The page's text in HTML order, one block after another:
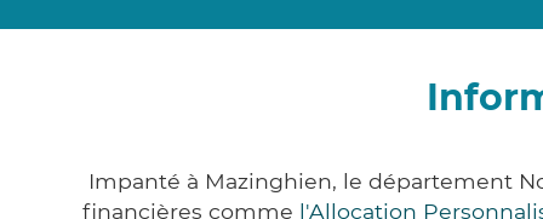
Impanté à Mazinghien, le département
financières comme l'Allocation